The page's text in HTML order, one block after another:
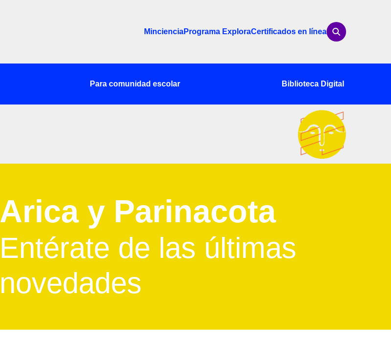
MincienciaPrograma ExploraCertificados en línea
Para comunidad escolar Biblioteca Digital
Arica y Parinacota
Entérate de las últimas
novedades